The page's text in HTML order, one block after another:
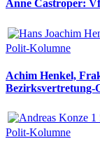
Anne Castroper:
Polit-Kolumne
Achim Henkel,
Bezirksvertretung-
Polit-Kolumne